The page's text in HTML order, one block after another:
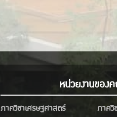
หน่วยงานของ
ภาควิชาเศรษฐศาสตร์
ภาควิ